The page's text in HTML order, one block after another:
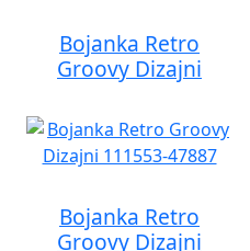
Bojanka Retro
Groovy Dizajni
Bojanka Retro
Groovy Dizajni